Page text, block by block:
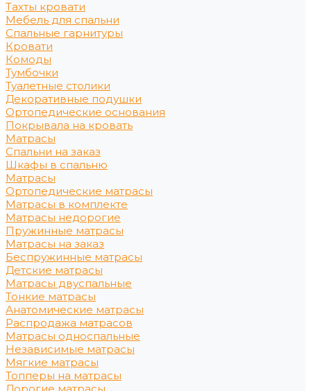
Тахты кровати
Мебель для спальни
Спальные гарнитуры
Кровати
Комоды
Тумбочки
Туалетные столики
Декоративные подушки
Ортопедические основания
Покрывала на кровать
Матрасы
Спальни на заказ
Шкафы в спальню
Матрасы
Ортопедические матрасы
Матрасы в комплекте
Матрасы недорогие
Пружинные матрасы
Матрасы на заказ
Беспружинные матрасы
Детские матрасы
Матрасы двуспальные
Тонкие матрасы
Анатомические матрасы
Распродажа матрасов
Матрасы односпальные
Независимые матрасы
Мягкие матрасы
Топперы на матрасы